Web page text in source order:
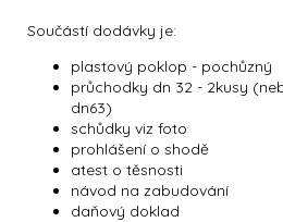
Součástí dodávky je:
plastový poklop - pochůzný
průchodky dn 32 - 2kusy
dn63)
schůdky viz foto
prohlášení o shodě
atest o těsnosti
návod na zabudování
daňový doklad